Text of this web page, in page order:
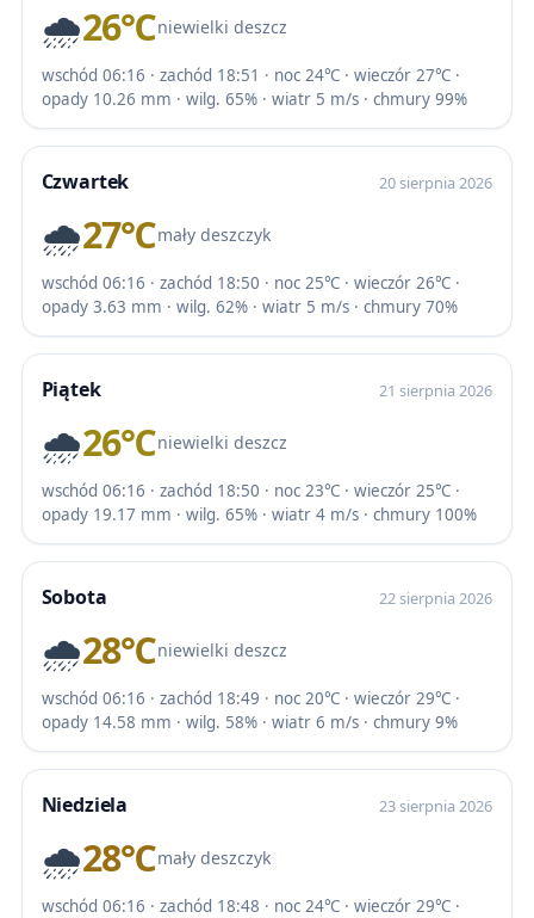
🌧️26℃niewielki deszcz
wschód 06:16 · zachód 18:51 · noc 24℃ · wieczór 27℃ ·
opady 10.26 mm · wilg. 65% · wiatr 5 m/s · chmury 99%
Czwartek 20 sierpnia 2026
🌧️27℃mały deszczyk
wschód 06:16 · zachód 18:50 · noc 25℃ · wieczór 26℃ ·
opady 3.63 mm · wilg. 62% · wiatr 5 m/s · chmury 70%
Piątek 21 sierpnia 2026
🌧️26℃niewielki deszcz
wschód 06:16 · zachód 18:50 · noc 23℃ · wieczór 25℃ ·
opady 19.17 mm · wilg. 65% · wiatr 4 m/s · chmury 100%
Sobota 22 sierpnia 2026
🌧️28℃niewielki deszcz
wschód 06:16 · zachód 18:49 · noc 20℃ · wieczór 29℃ ·
opady 14.58 mm · wilg. 58% · wiatr 6 m/s · chmury 9%
Niedziela 23 sierpnia 2026
🌧️28℃mały deszczyk
wschód 06:16 · zachód 18:48 · noc 24℃ · wieczór 29℃ ·